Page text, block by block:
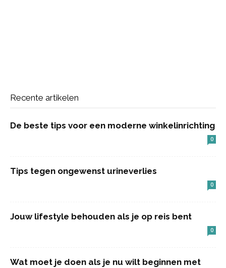
Recente artikelen
De beste tips voor een moderne winkelinrichting
0
Tips tegen ongewenst urineverlies
0
Jouw lifestyle behouden als je op reis bent
0
Wat moet je doen als je nu wilt beginnen met